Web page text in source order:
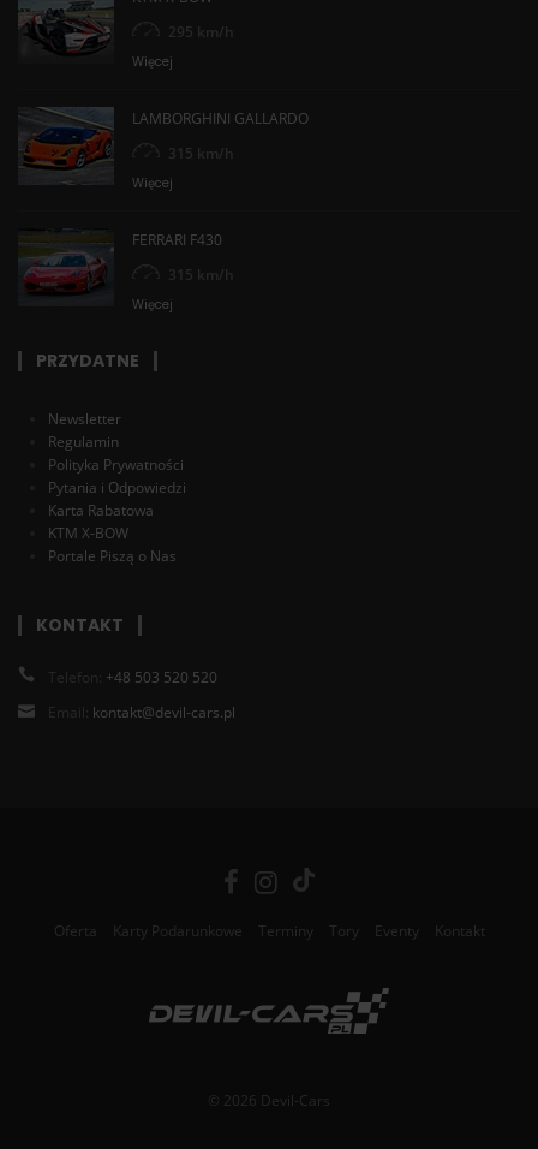
295 km/h
Więcej
LAMBORGHINI GALLARDO
315 km/h
Więcej
FERRARI F430
315 km/h
Więcej
PRZYDATNE
Newsletter
Regulamin
Polityka Prywatności
Pytania i Odpowiedzi
Karta Rabatowa
KTM X-BOW
Portale Piszą o Nas
KONTAKT
Telefon: +48 503 520 520
Email: kontakt@devil-cars.pl
Oferta Karty Podarunkowe Terminy Tory Eventy Kontakt
© 2026 Devil-Cars